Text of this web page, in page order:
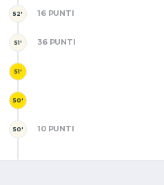
52' 16 PUNTI
51' 36 PUNTI
51'
50'
50' 10 PUNTI